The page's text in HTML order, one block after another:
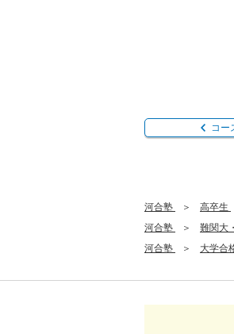
コー
河合塾 高卒生
河合塾
難関大
河合塾
大学合